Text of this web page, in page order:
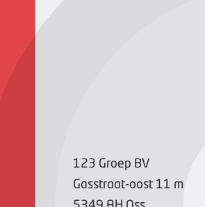
123 Groep BV
Gasstraat-oost 11 m